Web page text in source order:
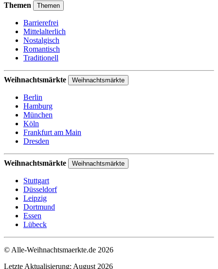
Themen Themen
Barrierefrei
Mittelalterlich
Nostalgisch
Romantisch
Traditionell
Weihnachtsmärkte Weihnachtsmärkte
Berlin
Hamburg
München
Köln
Frankfurt am Main
Dresden
Weihnachtsmärkte Weihnachtsmärkte
Stuttgart
Düsseldorf
Leipzig
Dortmund
Essen
Lübeck
© Alle-Weihnachtsmaerkte.de 2026
Letzte Aktualisierung: August 2026